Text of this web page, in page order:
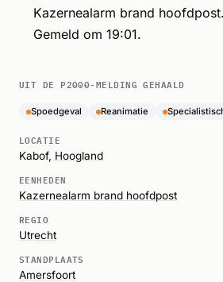
Kazernealarm brand
Gemeld om 19:01.
UIT DE P2000-MELDING GEHAALD
Spoedgeval Reanimatie
LOCATIE
Kabof, Hoogland
EENHEDEN
Kazernealarm brand hoofdpost
REGIO
Utrecht
STANDPLAATS
Amersfoort